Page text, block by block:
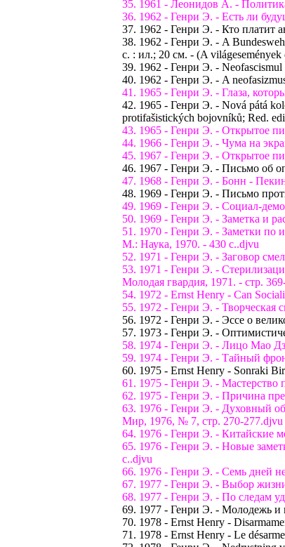
35. 1961 - Леонидов А. -
36. 1962 - Генри Э. - Есть ли
37. 1962 - Генри Э. - Кто платит
38. 1962 - Генри Э. - A
с. : ил.; 20 см. - (A
39. 1962 - Генри Э. -
40. 1962 - Генри Э. - A
41. 1965 - Генри Э. - Глаза,
42. 1965 - Генри Э. - Nová pátá
protifašistických bojovníků; Red.
43. 1965 - Генри Э. - Открытое
44. 1966 - Генри Э. - Чума на
45. 1967 - Генри Э. - Открытое
46. 1967 - Генри Э. - Письмо об
47. 1968 - Генри Э. - Бонн -
48. 1969 - Генри Э. - Письмо
49. 1969 - Генри Э. - Социал-
50. 1969 - Генри Э. - Заметка и
51. 1970 - Генри Э. - Заметки
М.: Наука, 1970. - 430 с..djvu
52. 1971 - Генри Э. - Заговор
53. 1971 - Генри Э. -
Молодая гвардия, 1971. - стр.
54. 1972 - Ernst Henry - Can
55. 1972 - Генри Э. - Творческая
56. 1972 - Генри Э. - Эссе о
57. 1973 - Генри Э. -
58. 1974 - Генри Э. - Лицо Мао
59. 1974 - Генри Э. - Тайный
60. 1975 - Ernst Henry - Sonraki
61. 1975 - Генри Э. - Мастерство
62. 1975 - Генри Э. - Причина
63. 1976 - Генри Э. - Духовный
Мир, 1976, № 7, стр. 270-277.djvu
64. 1976 - Генри Э. - Китайские
65. 1976 - Генри Э. - Новые
с..djvu
66. 1976 - Генри Э. - Семь дней
67. 1977 - Генри Э. - Выбор
68. 1977 - Генри Э. - По следам
69. 1977 - Генри Э. - Молодежь
70. 1978 - Ernst Henry -
71. 1978 - Ernst Henry - Le